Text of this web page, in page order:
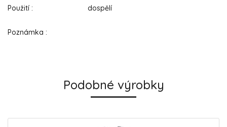
Použití : dospělí
Poznámka :
Podobné výrobky